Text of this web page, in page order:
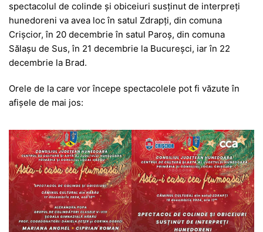
spectacolul de colinde și obiceiuri susținut de interpreți
hunedoreni va avea loc în satul Zdrapți, din comuna
Crișcior, în 20 decembrie în satul Paroș, din comuna
Sălașu de Sus, în 21 decembrie la Bucureșci, iar în 22
decembrie la Brad.
Orele de la care vor începe spectacolele pot fi văzute în
afișele de mai jos: